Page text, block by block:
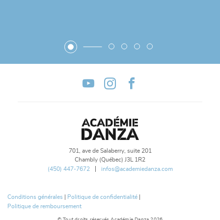
701, ave de Salaberry, suite 201
Chambly (Québec) J3L 1R2
(450) 447-7672
infos@academiedanza.com
Conditions générales Politique de confidentialité
Politique de remboursement